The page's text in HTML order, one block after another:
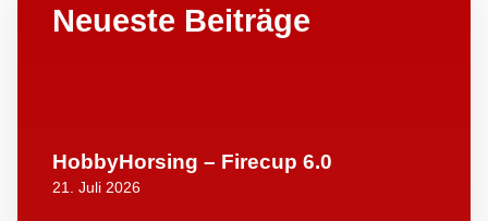
Neueste Beiträge
HobbyHorsing – Firecup 6.0
21. Juli 2026